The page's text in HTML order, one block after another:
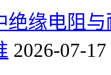
绝缘电阻
2026-07-17